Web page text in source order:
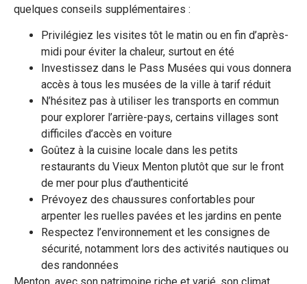
quelques conseils supplémentaires :
Privilégiez les visites tôt le matin ou en fin d’après-
midi pour éviter la chaleur, surtout en été
Investissez dans le Pass Musées qui vous donnera
accès à tous les musées de la ville à tarif réduit
N’hésitez pas à utiliser les transports en commun
pour explorer l’arrière-pays, certains villages sont
difficiles d’accès en voiture
Goûtez à la cuisine locale dans les petits
restaurants du Vieux Menton plutôt que sur le front
de mer pour plus d’authenticité
Prévoyez des chaussures confortables pour
arpenter les ruelles pavées et les jardins en pente
Respectez l’environnement et les consignes de
sécurité, notamment lors des activités nautiques ou
des randonnées